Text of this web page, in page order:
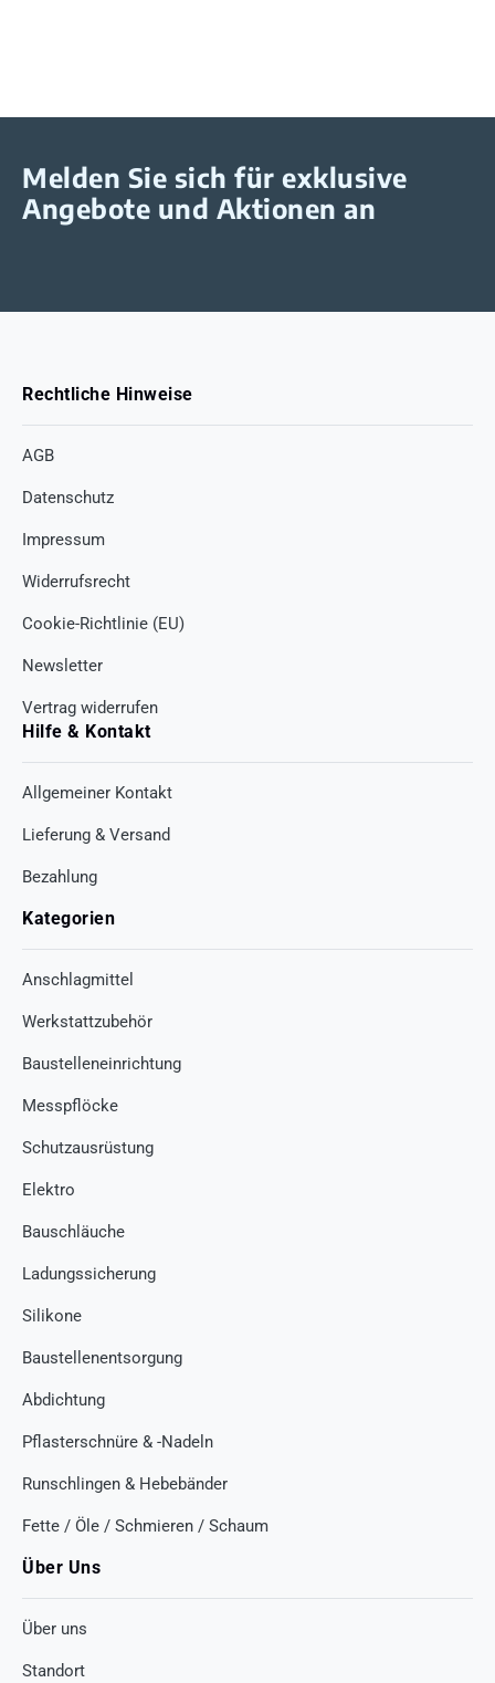
Melden Sie sich für exklusive
Angebote und Aktionen an
Rechtliche Hinweise
AGB
Datenschutz
Impressum
Widerrufsrecht
Cookie-Richtlinie (EU)
Newsletter
Vertrag widerrufen
Hilfe & Kontakt
Allgemeiner Kontakt
Lieferung & Versand
Bezahlung
Kategorien
Anschlagmittel
Werkstattzubehör
Baustelleneinrichtung
Messpflöcke
Schutzausrüstung
Elektro
Bauschläuche
Ladungssicherung
Silikone
Baustellenentsorgung
Abdichtung
Pflasterschnüre & -Nadeln
Runschlingen & Hebebänder
Fette / Öle / Schmieren / Schaum
Über Uns
Über uns
Standort